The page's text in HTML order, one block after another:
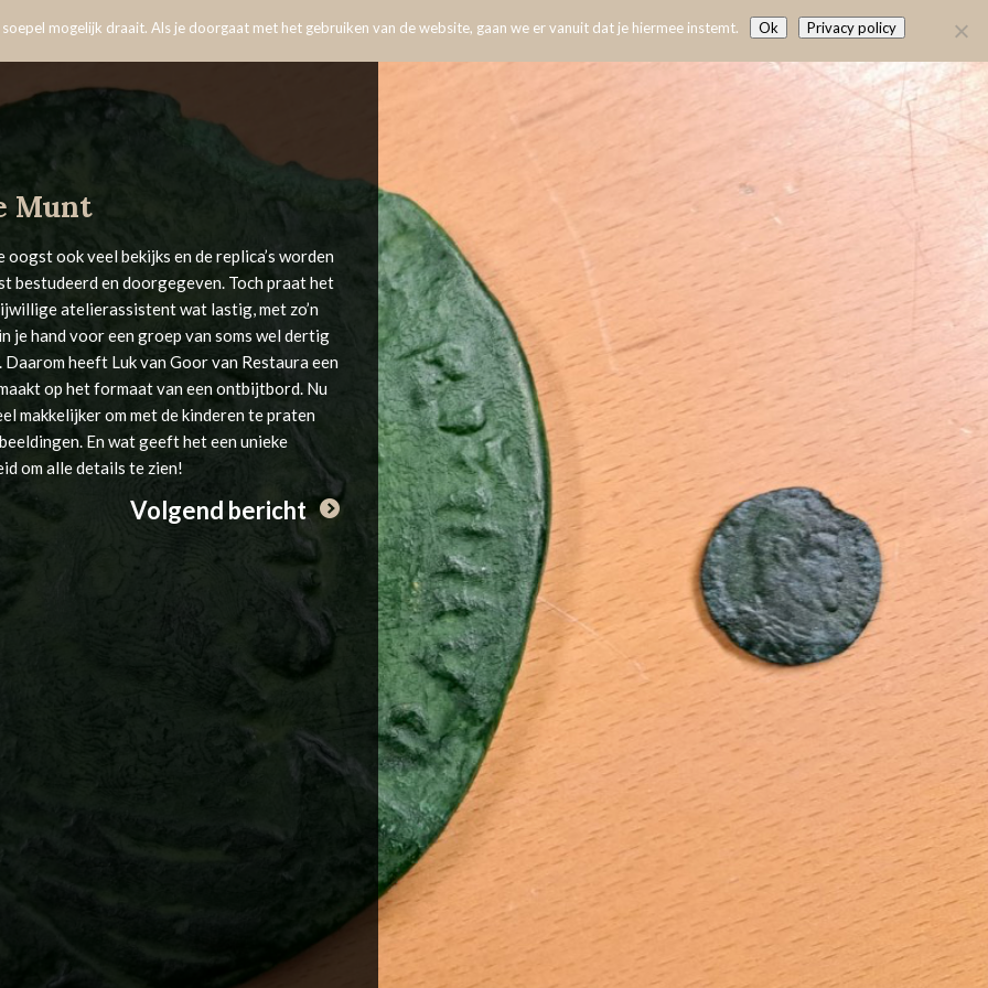
Munt
oogst ook veel bekijks en de replica’s worden
bestudeerd en doorgegeven. Toch praat het
atelierassistent wat lastig, met zo’n
je hand voor een groep van soms wel dertig
Daarom heeft Luk van Goor van Restaura een
op het formaat van een ontbijtbord. Nu
makkelijker om met de kinderen te praten
En wat geeft het een unieke
om alle details te zien!
Volgend bericht
mogelijk draait. Als je doorgaat met het gebruiken van de website, gaan we er vanuit dat je hiermee instemt. Ok Privacy policy